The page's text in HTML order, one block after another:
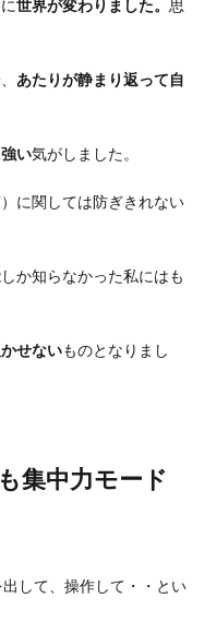
世界が変わりました。 思
あたりが静まり返って自
い気がしました。
に関しては防ぎきれない
か知らなかった私にはも
せないものとなりまし
集中力モード
して、操作して・・とい